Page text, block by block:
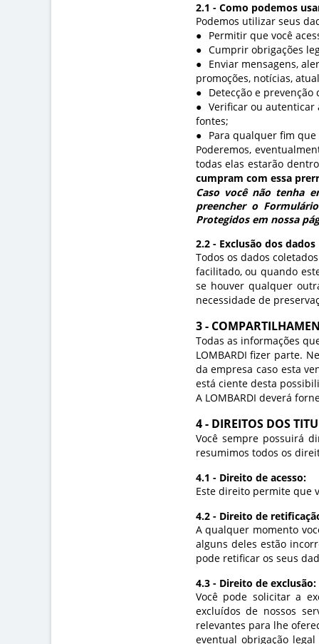
2.1 - Como podemos
Podemos utilizar seus
Permitir que você
Cumprir obrigações
Enviar mensagens,
promoções, notícias,
Detecção e
Verificar ou autenticar
fontes;
Para qualquer fim
Poderemos,
todas elas estarão
cumpram com essa
Caso você não tenha
preencher o
Protegidos em nossa
2.2 - Exclusão dos dados
Todos os dados
facilitado, ou quando
se houver qualquer
necessidade de
3 -
Todas as informações
LOMBARDI fizer parte.
da empresa caso esta
está ciente desta
A LOMBARDI deverá
4 - DIREITOS DOS
Você sempre possuirá
resumimos todos os
4.1 - Direito de acesso:
Este direito permite que
4.2 - Direito de
A qualquer momento
alguns deles estão
pode retificar os seus
4.3 - Direito de exclusão:
Você pode solicitar a
excluídos de nossos
relevantes para lhe
eventual obrigação